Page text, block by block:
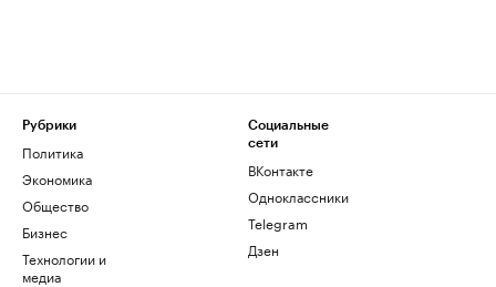
Рубрики
Политика
Экономика
Общество
Бизнес
Технологии и
медиа
Социальные
сети
ВКонтакте
Одноклассники
Telegram
Дзен